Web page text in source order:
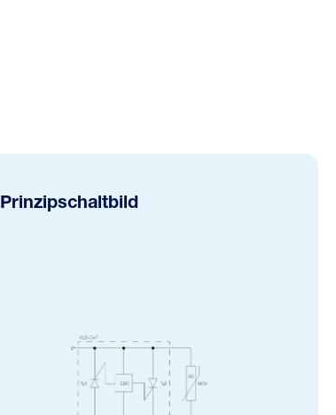
Prinzipschaltbild